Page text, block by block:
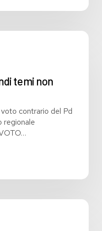
temi non
contrario del Pd
regionale